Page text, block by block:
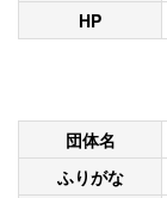
HP
団体名
ふりがな